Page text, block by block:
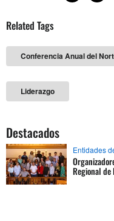
Related Tags
Conferencia Anual del
Liderazgo
Destacados
Entidades
Regional de